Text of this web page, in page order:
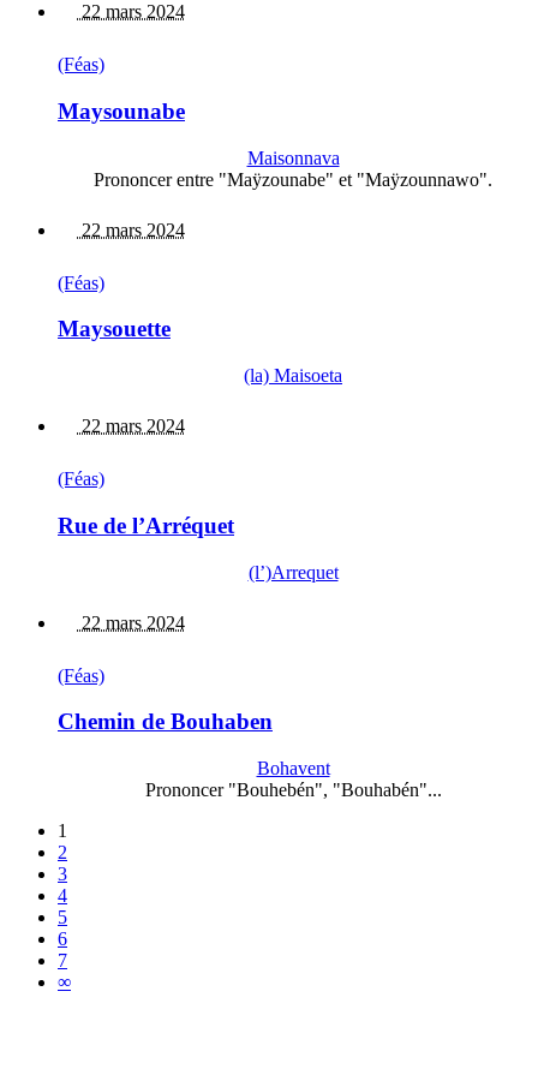
22 mars 2024
(Féas)
Maysounabe
Maisonnava
Prononcer entre "Maÿzounabe" et "Maÿzounnawo".
22 mars 2024
(Féas)
Maysouette
(la) Maisoeta
22 mars 2024
(Féas)
Rue de l’Arréquet
(l’)Arrequet
22 mars 2024
(Féas)
Chemin de Bouhaben
Bohavent
Prononcer "Bouhebén", "Bouhabén"...
1
2
3
4
5
6
7
∞